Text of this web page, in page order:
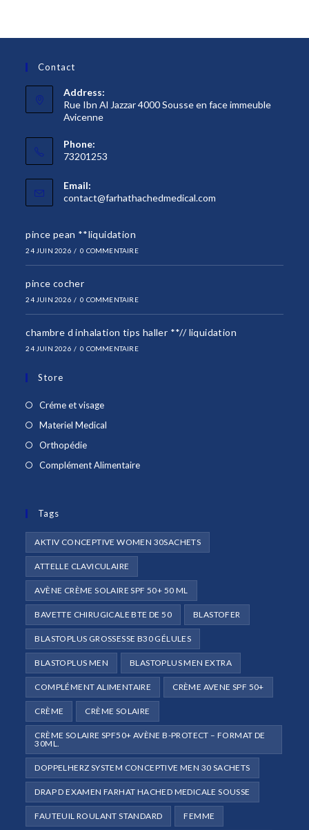
Contact
Address:
Rue Ibn Al Jazzar 4000 Sousse en face immeuble
Avicenne
Phone:
73201253
Email:
contact@farhathachedmedical.com
pince pean **liquidation
24 JUIN 2026 / 0 COMMENTAIRE
pince cocher
24 JUIN 2026 / 0 COMMENTAIRE
chambre d inhalation tips haller **// liquidation
24 JUIN 2026 / 0 COMMENTAIRE
Store
Créme et visageS’ouvre
dans
Materiel Medical
OrthopédieS’ouvre
dans
Complément AlimentaireS’ouvre
onglet
Tags
AKTIV CONCEPTIVE WOMEN 30SACHETS
ATTELLE CLAVICULAIRE
AVÈNE CRÈME SOLAIRE SPF 50+ 50 ML
BAVETTE CHIRUGICALE BTE DE 50 BLASTOFER
BLASTOPLUS GROSSESSE B30 GÉLULES
BLASTOPLUS MEN BLASTOPLUS MEN EXTRA
COMPLÉMENT ALIMENTAIRE CRÈME AVENE SPF 50+
CRÈME CRÈME SOLAIRE
CRÈME SOLAIRE SPF50+ AVÈNE B-PROTECT – FORMAT DE
30ML.
DOPPELHERZ SYSTEM CONCEPTIVE MEN 30 SACHETS
DRAP D EXAMEN FARHAT HACHED MEDICALE SOUSSE
FAUTEUIL ROULANT STANDARD FEMME